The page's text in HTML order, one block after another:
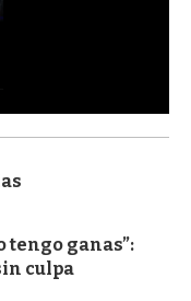
tengo ganas”:
culpa